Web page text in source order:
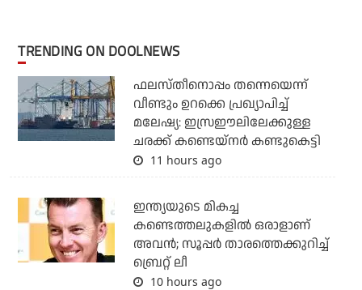
TRENDING ON DOOLNEWS
ഫലസ്തീനൊപ്പം തന്നെയെന്ന്
വീണ്ടും ഉറക്കെ പ്രഖ്യാപിച്ച്
മലേഷ്യ: ഇസ്രഈലിലേക്കുള്ള
ചരക്ക് കണ്ടെയ്‌നര്‍ കണ്ടുകെട്ടി
11 hours ago
ഇന്ത്യയുടെ മികച്ച
കണ്ടെത്തലുകളില്‍ ഒരാളാണ്
അവന്‍; സൂപ്പര്‍ താരത്തെക്കുറിച്ച്
ബ്രെറ്റ് ലീ
10 hours ago